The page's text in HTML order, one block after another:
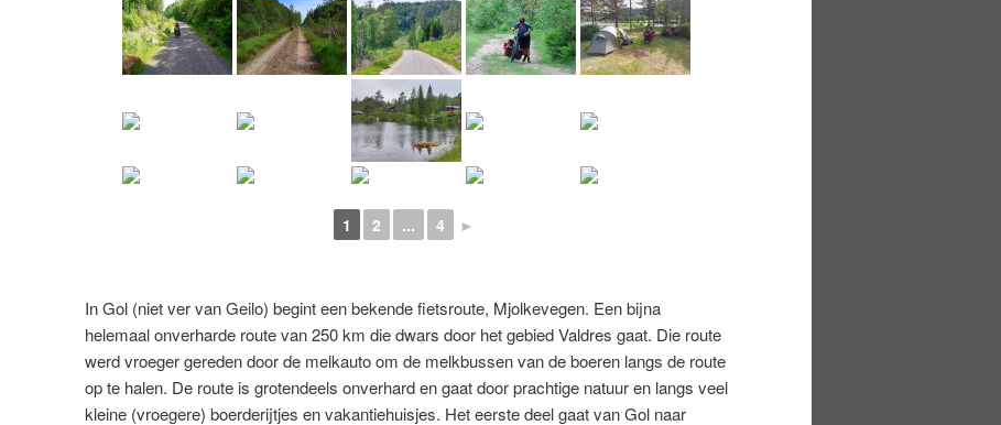
1 2 ... 4 ►
In Gol (niet ver van Geilo) begint een bekende fietsroute, Mjolkevegen. Een bijna
helemaal onverharde route van 250 km die dwars door het gebied Valdres gaat. Die route
werd vroeger gereden door de melkauto om de melkbussen van de boeren langs de route
op te halen. De route is grotendeels onverhard en gaat door prachtige natuur en langs veel
kleine (vroegere) boerderijtjes en vakantiehuisjes. Het eerste deel gaat van Gol naar